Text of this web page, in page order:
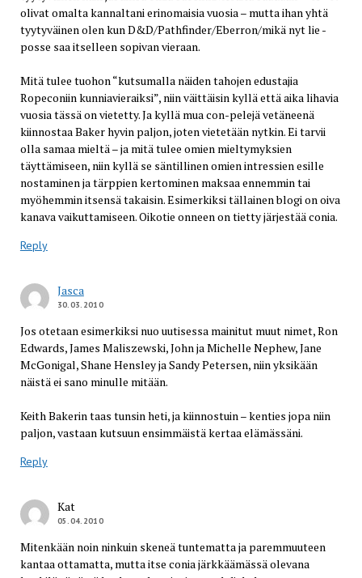
olivat omalta kannaltani erinomaisia vuosia – mutta ihan yhtä
tyytyväinen olen kun D&D/Pathfinder/Eberron/mikä nyt lie -
posse saa itselleen sopivan vieraan.
Mitä tulee tuohon “kutsumalla näiden tahojen edustajia
Ropeconiin kunniavieraiksi”, niin väittäisin kyllä että aika lihavia
vuosia tässä on vietetty. Ja kyllä mua con-pelejä vetäneenä
kiinnostaa Baker hyvin paljon, joten vietetään nytkin. Ei tarvii
olla samaa mieltä – ja mitä tulee omien mieltymyksien
täyttämiseen, niin kyllä se säntillinen omien intressien esille
nostaminen ja tärppien kertominen maksaa ennemmin tai
myöhemmin itsensä takaisin. Esimerkiksi tällainen blogi on oiva
kanava vaikuttamiseen. Oikotie onneen on tietty järjestää conia.
Reply
Jasca
30.03.2010
Jos otetaan esimerkiksi nuo uutisessa mainitut muut nimet, Ron
Edwards, James Maliszewski, John ja Michelle Nephew, Jane
McGonigal, Shane Hensley ja Sandy Petersen, niin yksikään
näistä ei sano minulle mitään.
Keith Bakerin taas tunsin heti, ja kiinnostuin – kenties jopa niin
paljon, vastaan kutsuun ensimmäistä kertaa elämässäni.
Reply
Kat
05.04.2010
Mitenkään noin ninkuin skeneä tuntematta ja paremmuuteen
kantaa ottamatta, mutta itse conia järkkäämässä olevana